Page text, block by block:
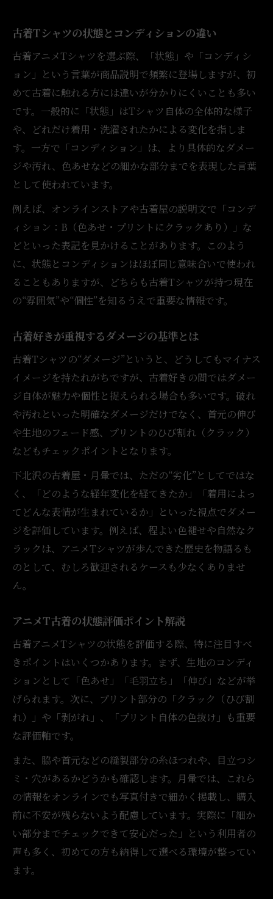
古着Tシャツの経年変化とその魅力
おしゃれな古着アニメTコーデのポイント
コンディション表記の意味とその見方を解説
古着アニメTのコンディション表記徹底解説
状態ランクで分かる古着Tシャツの特徴
オンライン表記で見る古着Tの注意点
コンディション説明の読み方と活用法
古着Tの状態評価に迷わない見分け方
古着アニメTに見るフェードの味わい方
クラックが特徴的な古着Tの楽しみ方
経年変化が生み出す古着Tの個性解説
ダメージと魅力が共存するアニメT古着
プリントの変化が伝える古着Tの歴史
古着アニメTのオンライン状態チェック術
写真で分かる古着Tの状態とコンディション
オンライン表記から状態を見抜くコツ
古着T購入時の気になるポイント解説
安心して選ぶ古着アニメTシャツの方法
ダメージだけじゃない古着Tの味わい方
古着Tのダメージと経年変化を楽しむ視点
ヴィンテージ古着Tの独特な味わいとは
ダメージが魅力に変わる古着アニメTの理由
古着Tの雰囲気を最大限に生かす方法
アニメT古着の個性を味わうコーデ術
古着Tシャツの状態とコンディションの違い
古着アニメTシャツを選ぶ際、「状態」や「コンディシ
ョン」という言葉が商品説明で頻繁に登場しますが、初
めて古着に触れる方には違いが分かりにくいことも多い
です。一般的に「状態」はTシャツ自体の全体的な様子
や、どれだけ着用・洗濯されたかによる変化を指しま
す。一方で「コンディション」は、より具体的なダメー
ジや汚れ、色あせなどの細かな部分までを表現した言葉
として使われています。
例えば、オンラインストアや古着屋の説明文で「コンデ
ィション：B（色あせ・プリントにクラックあり）」な
どといった表記を見かけることがあります。このよう
に、状態とコンディションはほぼ同じ意味合いで使われ
ることもありますが、どちらも古着Tシャツが持つ現在
の“雰囲気”や“個性”を知るうえで重要な情報です。
古着好きが重視するダメージの基準とは
古着Tシャツの“ダメージ”というと、どうしてもマイナス
イメージを持たれがちですが、古着好きの間ではダメー
ジ自体が魅力や個性と捉えられる場合も多いです。破れ
や汚れといった明確なダメージだけでなく、首元の伸び
や生地のフェード感、プリントのひび割れ（クラック）
などもチェックポイントとなります。
下北沢の古着屋・月暈では、ただの“劣化”としてではな
く、「どのような経年変化を経てきたか」「着用によっ
てどんな表情が生まれているか」といった視点でダメー
ジを評価しています。例えば、程よい色褪せや自然なク
ラックは、アニメTシャツが歩んできた歴史を物語るも
のとして、むしろ歓迎されるケースも少なくありませ
ん。
アニメT古着の状態評価ポイント解説
古着アニメTシャツの状態を評価する際、特に注目すべ
きポイントはいくつかあります。まず、生地のコンディ
ションとして「色あせ」「毛羽立ち」「伸び」などが挙
げられます。次に、プリント部分の「クラック（ひび割
れ）」や「剥がれ」、「プリント自体の色抜け」も重要
な評価軸です。
また、脇や首元などの縫製部分の糸ほつれや、目立つシ
ミ・穴があるかどうかも確認します。月暈では、これら
の情報をオンラインでも写真付きで細かく掲載し、購入
前に不安が残らないよう配慮しています。実際に「細か
い部分までチェックできて安心だった」という利用者の
声も多く、初めての方も納得して選べる環境が整ってい
ます。